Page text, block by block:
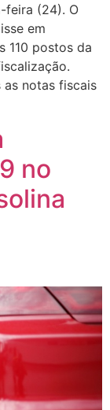
feira (24). O
em
110 postos da
as notas fiscais
no